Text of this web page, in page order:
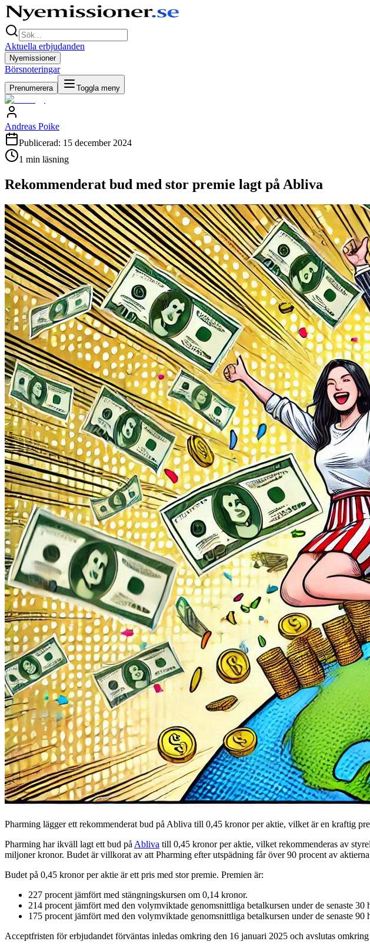
Aktuella erbjudanden
Nyemissioner
Börsnoteringar
Prenumerera Toggla meny
Andreas Poike
Publicerad: 15 december 2024
1 min läsning
Rekommenderat bud med stor premie lagt på Abliva
Pharming lägger ett rekommenderat bud på Abliva till 0,45 kronor per aktie, vilket är en kraftig
Pharming har ikväll lagt ett bud på Abliva till 0,45 kronor per aktie, vilket rekommenderas av
miljoner kronor. Budet är villkorat av att Pharming efter utspädning får över 90 procent av
Budet på 0,45 kronor per aktie är ett pris med stor premie. Premien är:
227 procent jämfört med stängningskursen om 0,14 kronor.
214 procent jämfört med den volymviktade genomsnittliga betalkursen under de senaste 30
175 procent jämfört med den volymviktade genomsnittliga betalkursen under de senaste 90
Acceptfristen för erbjudandet förväntas inledas omkring den 16 januari 2025 och avslutas